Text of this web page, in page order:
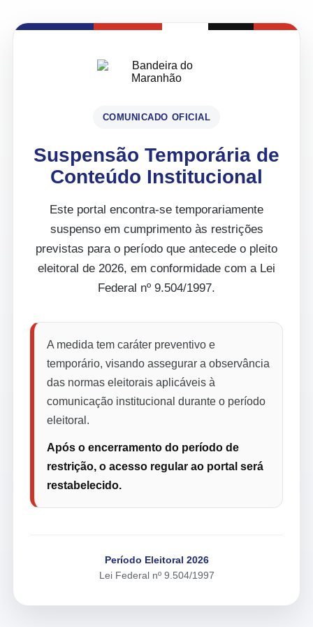
COMUNICADO OFICIAL
Suspensão Temporária de
Conteúdo Institucional
Este portal encontra-se temporariamente
suspenso em cumprimento às restrições
previstas para o período que antecede o pleito
eleitoral de 2026, em conformidade com a Lei
Federal nº 9.504/1997.
A medida tem caráter preventivo e
temporário, visando assegurar a observância
das normas eleitorais aplicáveis à
comunicação institucional durante o período
eleitoral.
Após o encerramento do período de
restrição, o acesso regular ao portal será
restabelecido.
Período Eleitoral 2026
Lei Federal nº 9.504/1997